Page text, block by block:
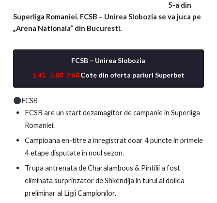
5-a din
Superliga Romaniei. FCSB – Unirea Slobozia se va juca pe
„Arena Nationala” din Bucuresti.
FCSB – Unirea Slobozia
1.41 5.00 7.60 Cote din oferta pariuri Superbet
FCSB
FCSB are un start dezamagitor de campanie in Superliga
Romaniei.
Campioana en-titre a inregistrat doar 4 puncte in primele
4 etape disputate in noul sezon.
Trupa antrenata de Charalambous & Pintilii a fost
eliminata surprinzator de Shkendija in turul al doilea
preliminar al Ligii Campionilor.